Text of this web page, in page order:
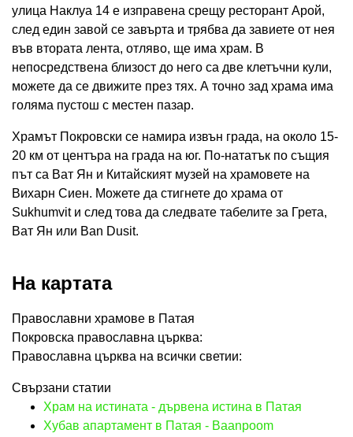
улица Наклуа 14 е изправена срещу ресторант Арой,
след един завой се завърта и трябва да завиете от нея
във втората лента, отляво, ще има храм. В
непосредствена близост до него са две клетъчни кули,
можете да се движите през тях. А точно зад храма има
голяма пустош с местен пазар.
Храмът Покровски се намира извън града, на около 15-
20 км от центъра на града на юг. По-нататък по същия
път са Ват Ян и Китайският музей на храмовете на
Вихарн Сиен. Можете да стигнете до храма от
Sukhumvit и след това да следвате табелите за Грета,
Ват Ян или Ban Dusit.
На картата
Православни храмове в Патая
Покровска православна църква:
Православна църква на всички светии:
Свързани статии
Храм на истината - дървена истина в Патая
Хубав апартамент в Патая - Baanpoom